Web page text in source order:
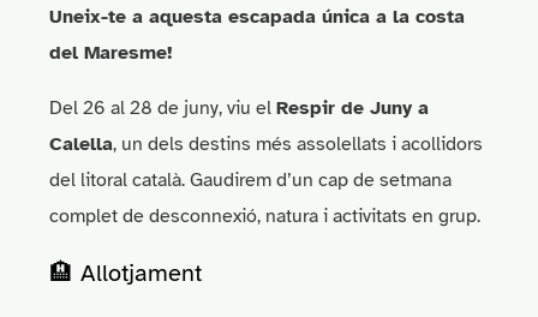
Uneix-te a aquesta escapada única a la costa
del Maresme!
Del 26 al 28 de juny, viu el Respir de Juny a
Calella, un dels destins més assolellats i acollidors
del litoral català. Gaudirem d’un cap de setmana
complet de desconnexió, natura i activitats en grup.
🏨 Allotjament